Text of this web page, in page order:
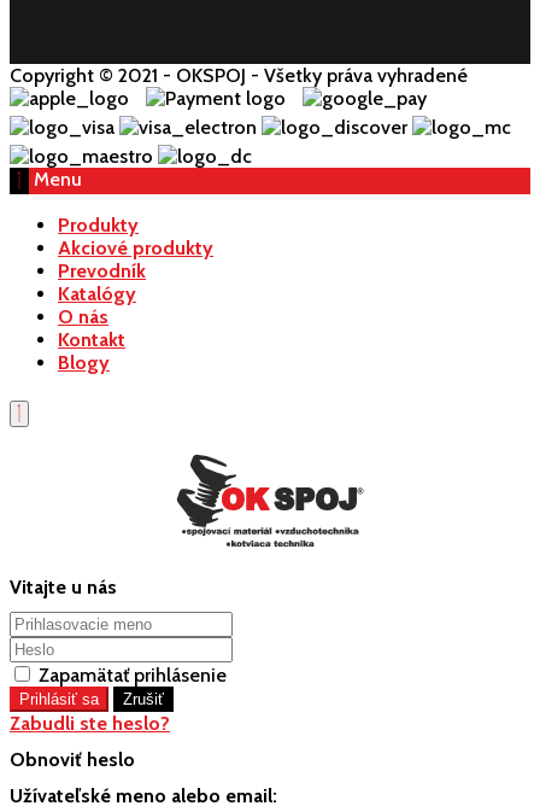
Copyright © 2021 - OKSPOJ - Všetky práva vyhradené
Menu
Produkty
Akciové produkty
Prevodník
Katalógy
O nás
Kontakt
Blogy
Vitajte u nás
Zapamätať prihlásenie
Zabudli ste heslo?
Obnoviť heslo
Užívateľské meno alebo email: